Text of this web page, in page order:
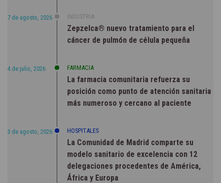
7 de agosto, 2026 INDUSTRIA
Zepzelca® nuevo tratamiento para el
cáncer de pulmón de célula pequeña
4 de julio, 2026 FARMACIA
La farmacia comunitaria refuerza su
posición como punto de atención sanitaria
más numeroso y cercano al paciente
3 de agosto, 2026 HOSPITALES
La Comunidad de Madrid comparte su
modelo sanitario de excelencia con 12
delegaciones procedentes de América,
África y Europa